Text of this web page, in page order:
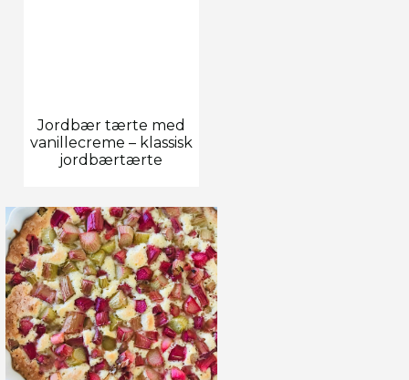
Jordbær tærte med
vanillecreme – klassisk
jordbærtærte